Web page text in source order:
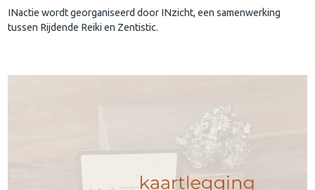
INactie wordt georganiseerd door INzicht, een samenwerking
tussen Rijdende Reiki en Zentistic.